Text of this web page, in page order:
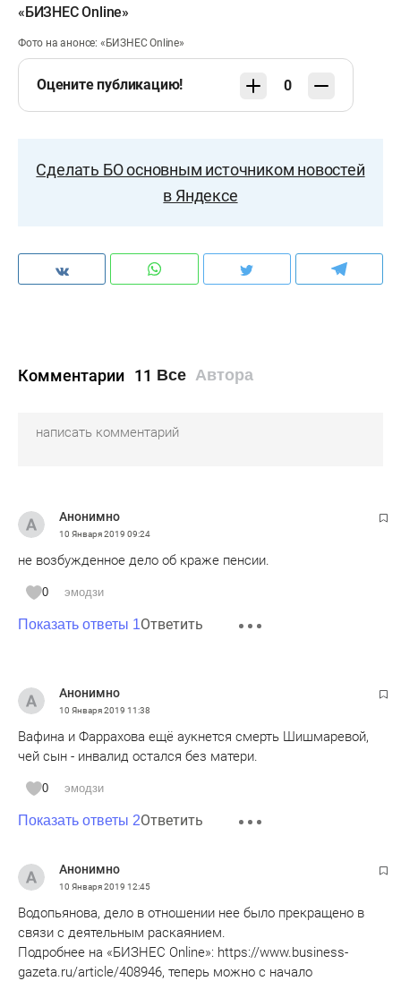
«БИЗНЕС Online»
Фото на анонсе: «БИЗНЕС Online»​​​
Оцените публикацию! 0
Сделать БО основным источником новостей
в Яндексе
Комментарии 11 Все Автора
Анонимно
10 Января 2019 09:24
не возбужденное дело об краже пенсии.
0 эмодзи
Показать ответы 1Ответить
Анонимно
10 Января 2019 11:38
Вафина и Фаррахова ещё аукнется смерть Шишмаревой,
чей сын - инвалид остался без матери.
0 эмодзи
Показать ответы 2Ответить
Анонимно
10 Января 2019 12:45
Водопьянова, дело в отношении нее было прекращено в
связи с деятельным раскаянием.
Подробнее на «БИЗНЕС Online»: https://www.business-
gazeta.ru/article/408946, теперь можно с начало